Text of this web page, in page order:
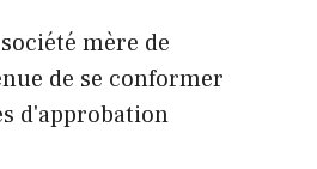
mère de
de se conformer
d'approbation